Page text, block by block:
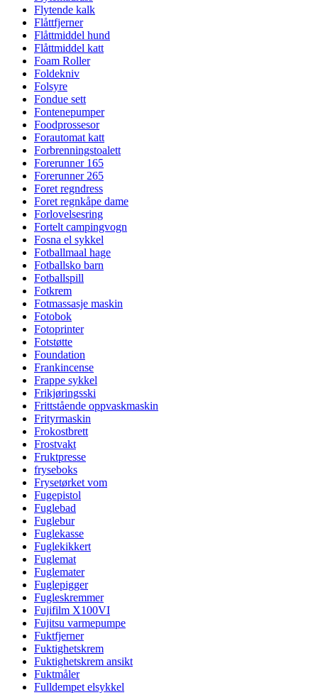
Flytende kalk
Flåttfjerner
Flåttmiddel hund
Flåttmiddel katt
Foam Roller
Foldekniv
Folsyre
Fondue sett
Fontenepumper
Foodprossesor
Forautomat katt
Forbrenningstoalett
Forerunner 165
Forerunner 265
Foret regndress
Foret regnkåpe dame
Forlovelsesring
Fortelt campingvogn
Fosna el sykkel
Fotballmaal hage
Fotballsko barn
Fotballspill
Fotkrem
Fotmassasje maskin
Fotobok
Fotoprinter
Fotstøtte
Foundation
Frankincense
Frappe sykkel
Frikjøringsski
Frittstående oppvaskmaskin
Frityrmaskin
Frokostbrett
Frostvakt
Fruktpresse
fryseboks
Frysetørket vom
Fugepistol
Fuglebad
Fuglebur
Fuglekasse
Fuglekikkert
Fuglemat
Fuglemater
Fuglepigger
Fugleskremmer
Fujifilm X100VI
Fujitsu varmepumpe
Fuktfjerner
Fuktighetskrem
Fuktighetskrem ansikt
Fuktmåler
Fulldempet elsykkel